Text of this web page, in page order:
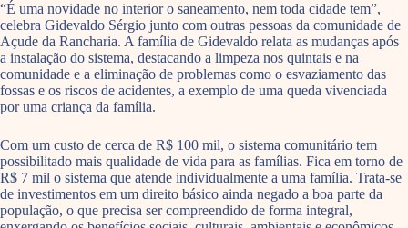
“É uma novidade no interior o saneamento, nem toda cidade tem”,
celebra Gidevaldo Sérgio junto com outras pessoas da comunidade de
Açude da Rancharia. A família de Gidevaldo relata as mudanças após
a instalação do sistema, destacando a limpeza nos quintais e na
comunidade e a eliminação de problemas como o esvaziamento das
fossas e os riscos de acidentes, a exemplo de uma queda vivenciada
por uma criança da família.
Com um custo de cerca de R$ 100 mil, o sistema comunitário tem
possibilitado mais qualidade de vida para as famílias. Fica em torno de
R$ 7 mil o sistema que atende individualmente a uma família. Trata-se
de investimentos em um direito básico ainda negado a boa parte da
população, o que precisa ser compreendido de forma integral,